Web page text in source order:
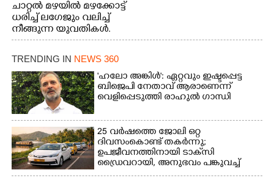
ചാറ്റൽ മഴയിൽ മഴക്കോട്ട്
ധരിച്ച് ലഗേജും വലിച്ച്
നീങ്ങുന്ന യുവതികൾ.
എറണാകുളം മേനകയിൽ
നിന്നുള്ള കാഴ്ച
TRENDING IN NEWS 360
'ഹലോ അങ്കിൾ': ഏറ്റവും ഇഷ്ടപ്പെട്ട
ബിജെപി നേതാവ് ആരാണെന്ന്
വെളിപ്പെടുത്തി രാഹുൽ ഗാന്ധി
25 വർഷത്തെ ജോലി ഒറ്റ
ദിവസംകൊണ്ട് തകർന്നു;
ഉപജീവനത്തിനായി ടാക്‌സി
ഡ്രൈവറായി,​ അനുഭവം പങ്കുവച്ച്
യുവതി